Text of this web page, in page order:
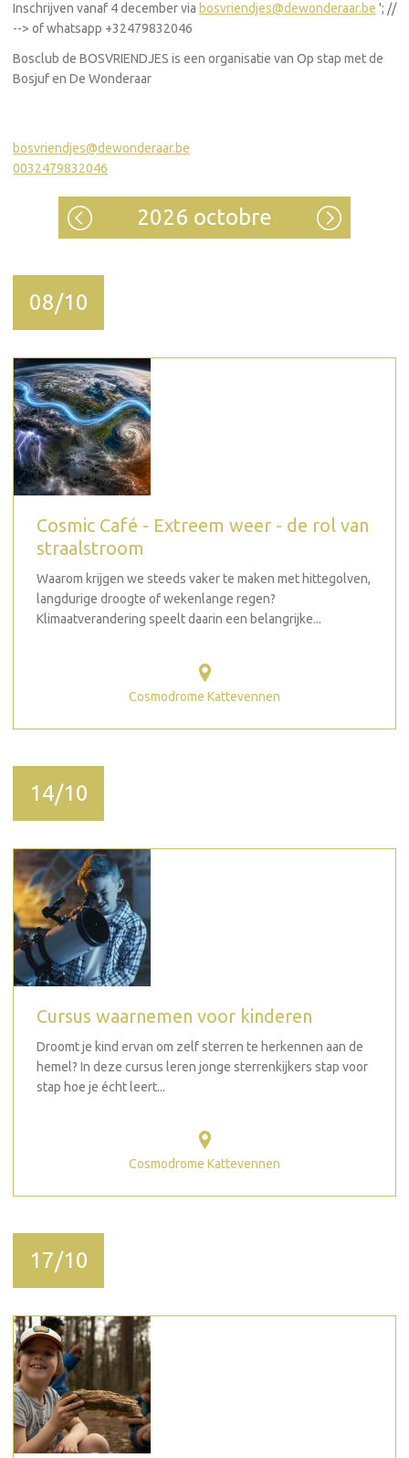
Inschrijven vanaf 4 december via bosvriendjes@dewonderaar.be '; //
--> of whatsapp +32479832046
Bosclub de BOSVRIENDJES is een organisatie van Op stap met de
Bosjuf en De Wonderaar
bosvriendjes@dewonderaar.be
0032479832046
2026 octobre
08/10
Cosmic Café - Extreem weer - de rol van
straalstroom
Waarom krijgen we steeds vaker te maken met hittegolven,
langdurige droogte of wekenlange regen?
Klimaatverandering speelt daarin een belangrijke...
Cosmodrome Kattevennen
14/10
Cursus waarnemen voor kinderen
Droomt je kind ervan om zelf sterren te herkennen aan de
hemel? In deze cursus leren jonge sterrenkijkers stap voor
stap hoe je écht leert...
Cosmodrome Kattevennen
17/10